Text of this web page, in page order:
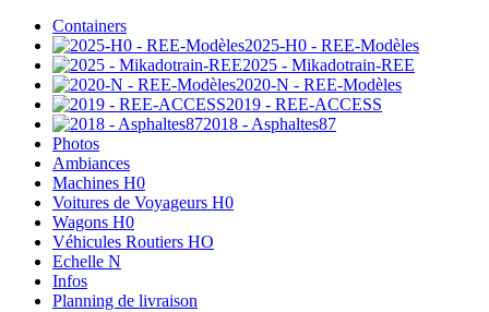
Containers
2025-H0 - REE-Modèles
2025 - Mikadotrain-REE
2020-N - REE-Modèles
2019 - REE-ACCESS
2018 - Asphaltes87
Photos
Ambiances
Machines H0
Voitures de Voyageurs H0
Wagons H0
Véhicules Routiers HO
Echelle N
Infos
Planning de livraison